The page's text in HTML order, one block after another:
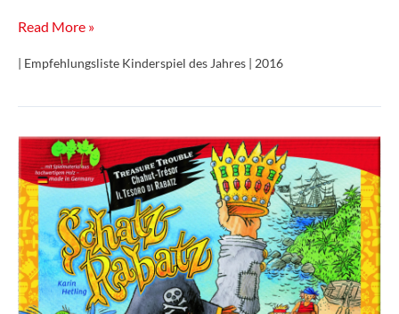
Dschungelbande
Read More »
| Empfehlungsliste Kinderspiel des Jahres | 2016